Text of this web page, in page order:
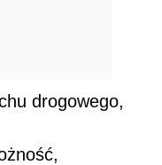
drogowego,